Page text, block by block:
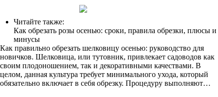
Читайте также:
Как обрезать розы осенью: сроки, правила обрезки, плюсы и
минусы
Как правильно обрезать шелковицу осенью: руководство для
новичков. Шелковица, или тутовник, привлекает садоводов как
своим плодоношением, так и декоративными качествами. В
целом, данная культура требует минимального ухода, который
обязательно включает в себя обрезку. Процедуру выполняют…